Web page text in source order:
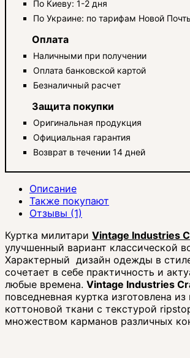
По Киеву: 1-2 дня
По Украине: по тарифам Новой
Оплата
Наличными при получении
Оплата банковской картой
Безналичный расчет
Защита покупки
Оригинальная продукция
Официальная гарантия
Возврат в течении 14 дней
Описание
Также покупают
Отзывы (1)
Куртка милитари Vintage Industries
улучшенный вариант классической
Характерный дизайн одежды в
сочетает в себе практичность и
любые времена. Vintage Industries
повседневная куртка изготовлена
коттоновой ткани с текстурой
множеством карманов различных